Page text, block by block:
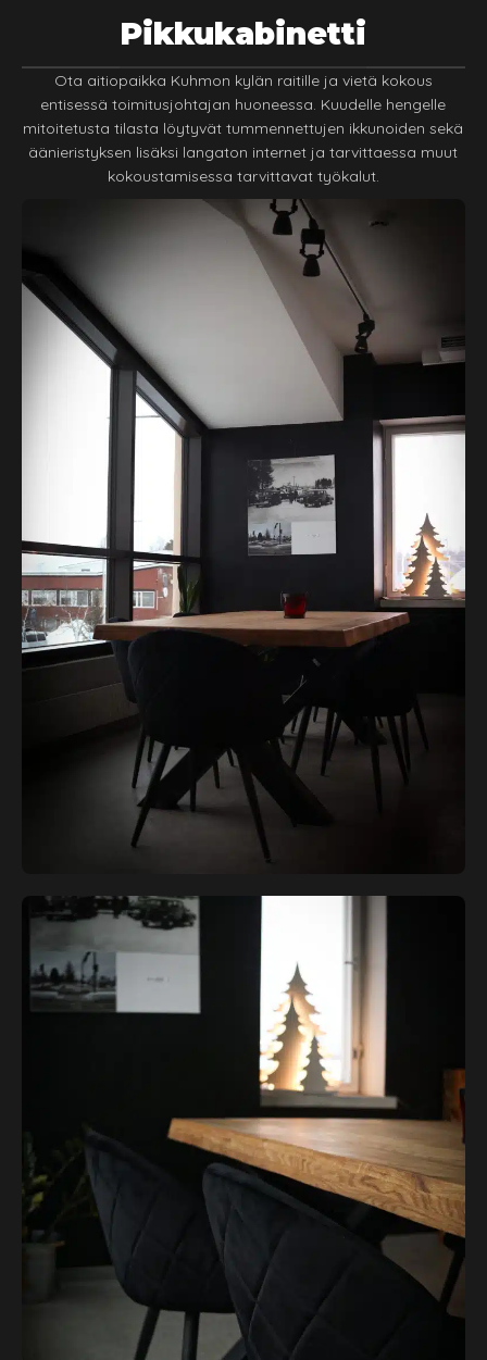
Pikkukabinetti
Ota aitiopaikka Kuhmon kylän raitille ja vietä kokous
entisessä toimitusjohtajan huoneessa. Kuudelle hengelle
mitoitetusta tilasta löytyvät tummennettujen ikkunoiden sekä
äänieristyksen lisäksi langaton internet ja tarvittaessa muut
kokoustamisessa tarvittavat työkalut.